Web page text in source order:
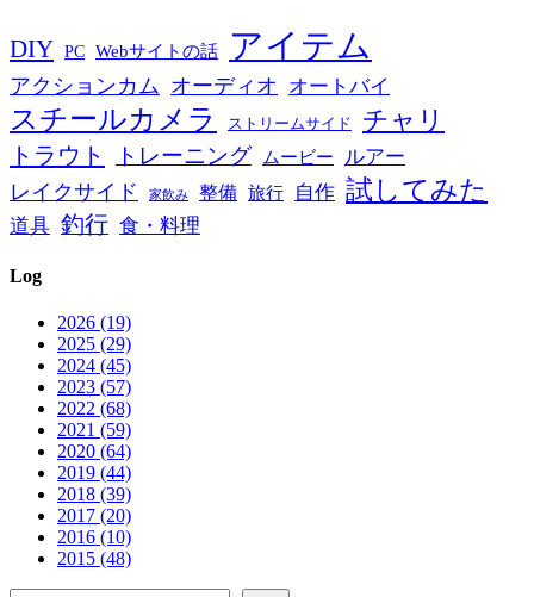
DIY PC Webサイトの話 アイテム
アクションカム オーディオ オートバイ
スチールカメラ ストリームサイド チャリ
トラウト トレーニング ムービー
ルアー
レイクサイド
家飲み 整備 旅行 自作 試してみた
道具 釣行 食・料理
Log
2026 (19)
2025 (29)
2024 (45)
2023 (57)
2022 (68)
2021 (59)
2020 (64)
2019 (44)
2018 (39)
2017 (20)
2016 (10)
2015 (48)